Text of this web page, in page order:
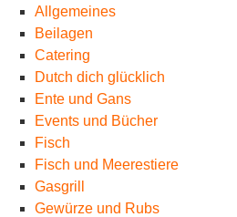
Allgemeines
Beilagen
Catering
Dutch dich glücklich
Ente und Gans
Events und Bücher
Fisch
Fisch und Meerestiere
Gasgrill
Gewürze und Rubs